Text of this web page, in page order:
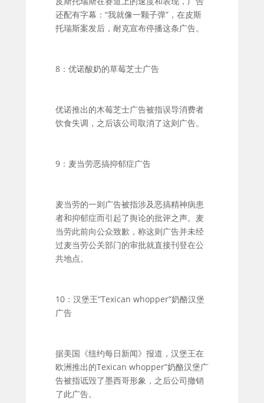
还配有字幕：“我就像一颗子弹”，在皮斯
托瑞斯案发后，耐克宣布停播这条广告。
8：优诺酸奶的草莓芝士广告
优诺推出的木莓芝士广告被指误导消费者
饮食失调，之后该公司取消了这则广告。
9：麦当劳恶搞抑郁症广告
麦当劳的一则广告被指涉及恶搞精神病患
者和抑郁症而引起了舆论的批评之声。麦
当劳此前向公众致歉，称这则广告并未经
过麦当劳公关部门的审批就直接刊登在公
共地点。
10：汉堡王“Texican whopper”奶酪汉堡
广告
据美国《纽约每日新闻》报道，汉堡王在
欧洲推出的Texican whopper”奶酪汉堡广
告被指诋毁了墨西哥形象，之后公司撤销
了此广告。